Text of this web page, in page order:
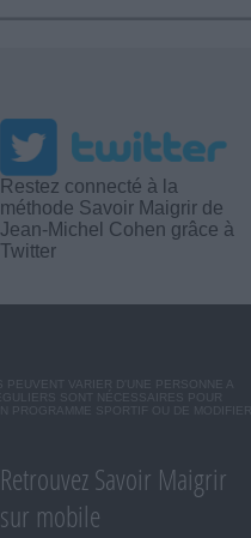
Restez connecté à la
méthode Savoir Maigrir de
Jean-Michel Cohen grâce à
Twitter
VARIER D'UNE PERSONNE A
SONT NÉCESSAIRES POUR
PROGRAMME SPORTIF OU DE MODIFIER
Retrouvez Savoir Maigrir
sur mobile